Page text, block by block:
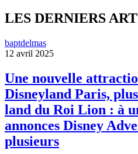
LES DERNIERS
baptdelmas
12 avril 2025
Une nouvelle
Disneyland Paris,
land du Roi Lion : à
annonces Disney
plusieurs